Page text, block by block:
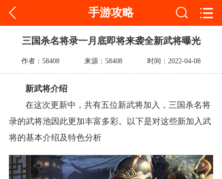
手游攻略
三国杀名将录一月底即将来袭全新武将曝光
作者：58408 来源：58408 时间：2022-04-08
新武将介绍
在这次更新中，共有五位新武将加入，三国杀名将
录的武将池因此更加丰富多彩。以下是对这些新加入武
将的基本介绍及特色分析